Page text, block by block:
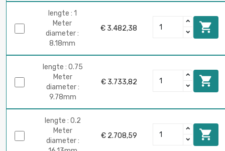
lengte : 1
Meter
diameter :
8.18mm
€ 3.482,38 
lengte : 0.75
Meter
diameter :
9.78mm
€ 3.733,82 
lengte : 0.2
Meter
diameter :
€ 2.708,59 